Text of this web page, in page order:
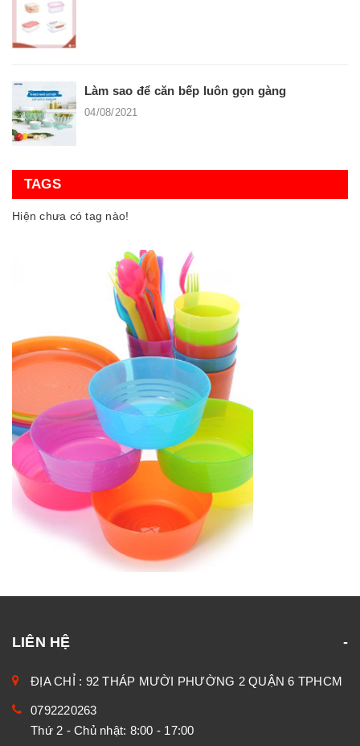
Làm sao để căn bếp luôn gọn gàng
04/08/2021
TAGS
Hiện chưa có tag nào!
LIÊN HỆ
ĐỊA CHỈ : 92 THÁP MƯỜI PHƯỜNG 2 QUẬN 6 TPHCM
0792220263
Thứ 2 - Chủ nhật: 8:00 - 17:00